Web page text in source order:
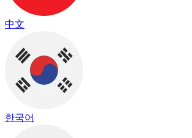
中文
한국어